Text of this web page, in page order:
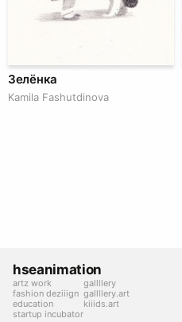
Зелёнка
Kamila Fashutdinova
hseanimation
artz work
fashion deziiign
education
startup incubator
gallllery
gallllery.art
kiiids.art